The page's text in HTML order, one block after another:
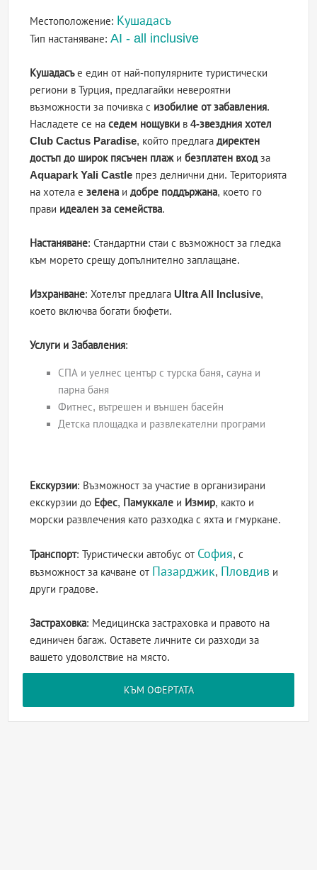
Местоположение: Кушадасъ
Тип настаняване:AI - all inclusive
Кушадасъе един от най-популярните туристически
региони в Турция, предлагайки невероятни
възможности за почивка с изобилие от забавления.
Насладете се наседем нощувки в4-звездния хотел
Club Cactus Paradise, който предлагадиректен
достъп до широк пясъчен плажибезплатен входза
Aquapark Yali Castle през делнични дни. Територията
на хотела езелена идобре поддържана, което го
прави идеален за семейства.
Настаняване: Стандартни стаи с възможност за гледка
към морето срещу допълнително заплащане.
Изхранване: Хотелът предлага Ultra All Inclusive,
което включва богати бюфети.
Услуги и Забавления:
СПА и уелнес център с турска баня, сауна и
парна баня
Фитнес, вътрешен и външен басейн
Детска площадка и развлекателни програми
Екскурзии: Възможност за участие в организирани
екскурзии до Ефес, Памуккале и Измир, както и
морски развлечения като разходка с яхта и гмуркане.
Транспорт: Туристически автобус от София, с
възможност за качване от Пазарджик, Пловдив и
други градове.
Застраховка: Медицинска застраховка и правото на
единичен багаж. Оставете личните си разходи за
вашето удоволствие на място.
КЪМ ОФЕРТАТА